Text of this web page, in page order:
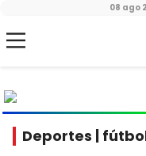
08 ago
Deportes |